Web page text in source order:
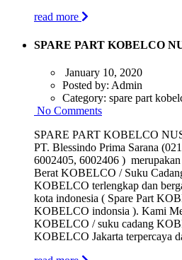
read more
SPARE PART KOBELCO
January 10, 2020
Posted by: Admin
Category: spare part
No Comments
SPARE PART KOBELCO
PT. Blessindo Prima Sarana
6002405, 6002406 )
Berat KOBELCO / Suku
KOBELCO terlengkap dan
kota indonesia ( Spare Part
KOBELCO indonsia ). Kami
KOBELCO / suku cadang
KOBELCO Jakarta terpercaya